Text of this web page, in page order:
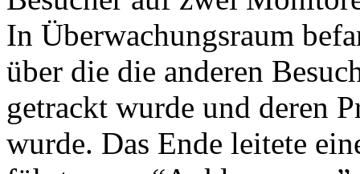
In Überwachungsraum
über die die anderen
getrackt wurde und deren
wurde. Das Ende leitete